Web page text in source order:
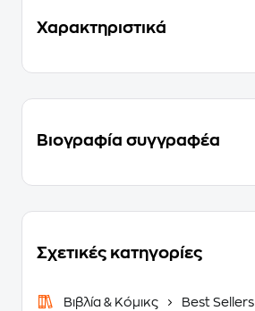
Χαρακτηριστικά
Βιογραφία συγγραφέα
Σχετικές κατηγορίες
Βιβλία & Κόμικς
Best Sellers